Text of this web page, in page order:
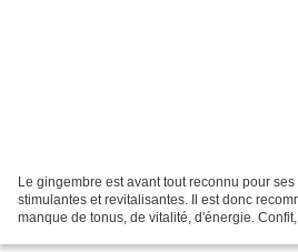
Le gingembre est avant tout reconnu pour
stimulantes et revitalisantes. Il est donc
manque de tonus, de vitalité, d'énergie.